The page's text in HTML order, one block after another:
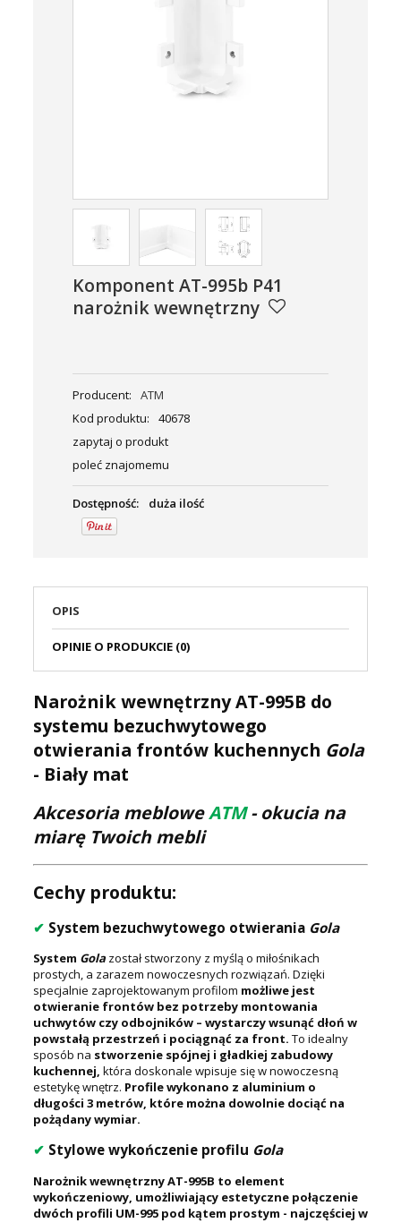
Komponent AT-995b P41
narożnik wewnętrzny
Producent:
ATM
Kod produktu:
40678
zapytaj o produkt
poleć znajomemu
Dostępność: duża ilość
OPIS
OPINIE O PRODUKCIE (0)
Narożnik wewnętrzny AT-995B do
systemu bezuchwytowego
otwierania frontów kuchennych Gola
- Biały mat
Akcesoria mebloweATM- okucia na
miarę Twoich mebli
Cechy produktu:
✔ System bezuchwytowego otwierania Gola
System Golazostał stworzony z myślą o miłośnikach
prostych, a zarazem nowoczesnych rozwiązań. Dzięki
specjalnie zaprojektowanym profilom możliwe jest
otwieranie frontów bez potrzeby montowania
uchwytów czy odbojników – wystarczy wsunąć dłoń w
powstałą przestrzeń i pociągnąć za front. To idealny
sposób na stworzenie spójnej i gładkiej zabudowy
kuchennej, która doskonale wpisuje się w nowoczesną
estetykę wnętrz. Profile wykonano z aluminium o
długości 3 metrów, które można dowolnie dociąć na
pożądany wymiar.
✔ Stylowe wykończenie profilu Gola
Narożnik wewnętrzny AT-995B to element
wykończeniowy, umożliwiający estetyczne połączenie
dwóch profili UM-995 pod kątem prostym - najczęściej w